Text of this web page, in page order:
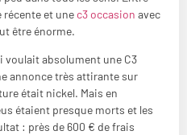
et une c3 occasion avec
être énorme.
voulait absolument une C3
annonce très attirante sur
était nickel. Mais en
étaient presque morts et les
: près de 600 € de frais